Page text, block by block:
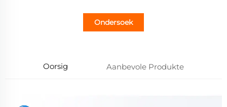
Ondersoek
Oorsig Aanbevole Produkte